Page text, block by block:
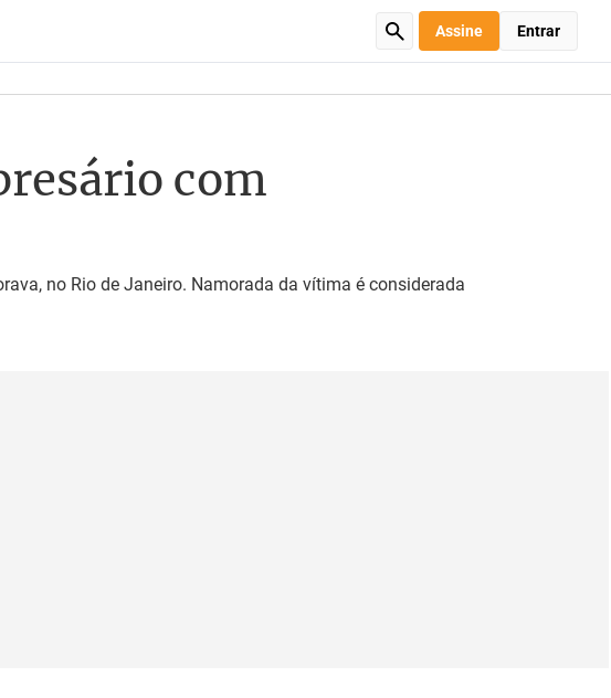
Assine Entrar
com
no Rio de Janeiro. Namorada da vítima é considerada